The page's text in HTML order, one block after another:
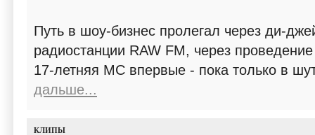
Путь в шоу-бизнес пролегал через ди-
радиостанции RAW FM, через
17-летняя MC впервые - пока только в
дальше...
КЛИПЫ